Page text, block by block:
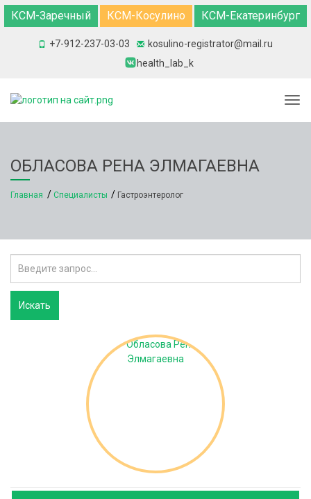
КСМ-Заречный КСМ-Косулино КСМ-Екатеринбург
+7-912-237-03-03
kosulino-registrator@mail.ru
health_lab_k
ОБЛАСОВА РЕНА ЭЛМАГАЕВНА
Главная Специалисты Гастроэнтеролог